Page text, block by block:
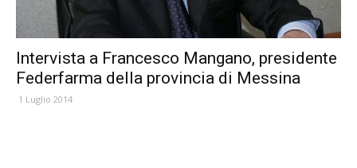
Intervista a Francesco Mangano, presidente
Federfarma della provincia di Messina
1 Luglio 2014